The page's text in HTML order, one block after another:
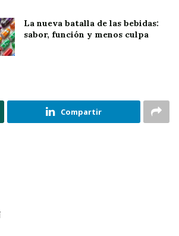
La nueva batalla de las bebidas:
sabor, función y menos culpa
Compartir